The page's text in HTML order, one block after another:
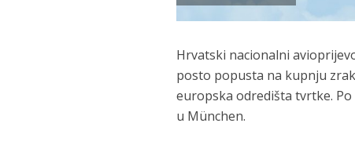
Hrvatski nacionalni
posto popusta na kupnju
europska odredišta tvrtke.
u München.